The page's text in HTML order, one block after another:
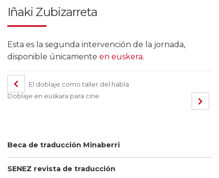
Beca de traducción Minaberri
SENEZ revista de traducción
Iñaki Zubizarreta
Esta es la segunda intervención de la jornada,
disponible únicamente en euskera.
El doblaje como taller del habla
Doblaje en euskara para cine